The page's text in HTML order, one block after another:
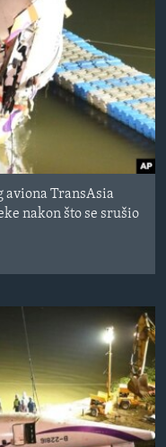
aviona TransAsia
nakon što se srušio